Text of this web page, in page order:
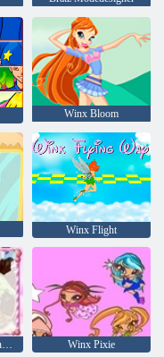
Winx Bloom
Winx Flight
Winx Club: hexagonal Puzzle Winx Pixie